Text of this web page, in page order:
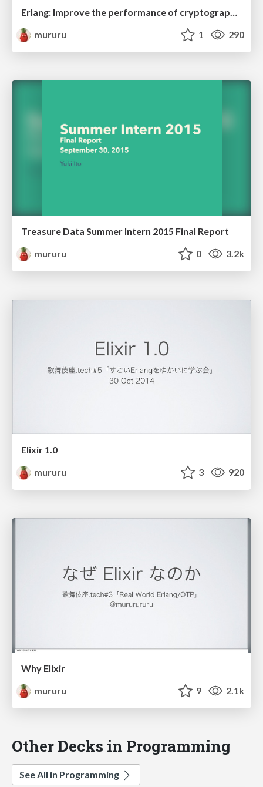
Erlang: Improve the performance of cryptographic functions by AES-NI
mururu
1 290
Treasure Data Summer Intern 2015 Final Report
mururu
0 3.2k
Elixir 1.0
mururu
3 920
Why Elixir
mururu
9 2.1k
Other Decks in Programming
See All in Programming